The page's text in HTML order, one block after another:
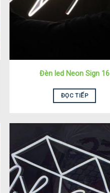
Đèn led Neon Sign 16
ĐỌC TIẾP